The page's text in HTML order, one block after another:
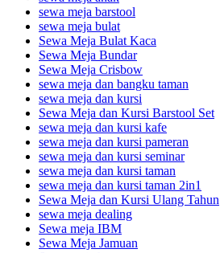
sewa meja barstool
sewa meja bulat
Sewa Meja Bulat Kaca
Sewa Meja Bundar
Sewa Meja Crisbow
sewa meja dan bangku taman
sewa meja dan kursi
Sewa Meja dan Kursi Barstool Set
sewa meja dan kursi kafe
sewa meja dan kursi pameran
sewa meja dan kursi seminar
sewa meja dan kursi taman
sewa meja dan kursi taman 2in1
Sewa Meja dan Kursi Ulang Tahun
sewa meja dealing
Sewa meja IBM
Sewa Meja Jamuan